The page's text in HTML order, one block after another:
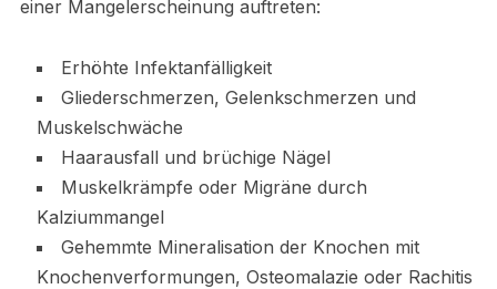
einer Mangelerscheinung auftreten:
Erhöhte Infektanfälligkeit
Gliederschmerzen, Gelenkschmerzen und
Muskelschwäche
Haarausfall und brüchige Nägel
Muskelkrämpfe oder Migräne durch
Kalziummangel
Gehemmte Mineralisation der Knochen mit
Knochenverformungen, Osteomalazie oder Rachitis